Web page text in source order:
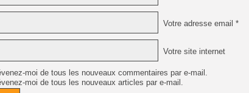
Votre adresse email *
Votre site internet
moi de tous les nouveaux commentaires par e-mail.
moi de tous les nouveaux articles par e-mail.